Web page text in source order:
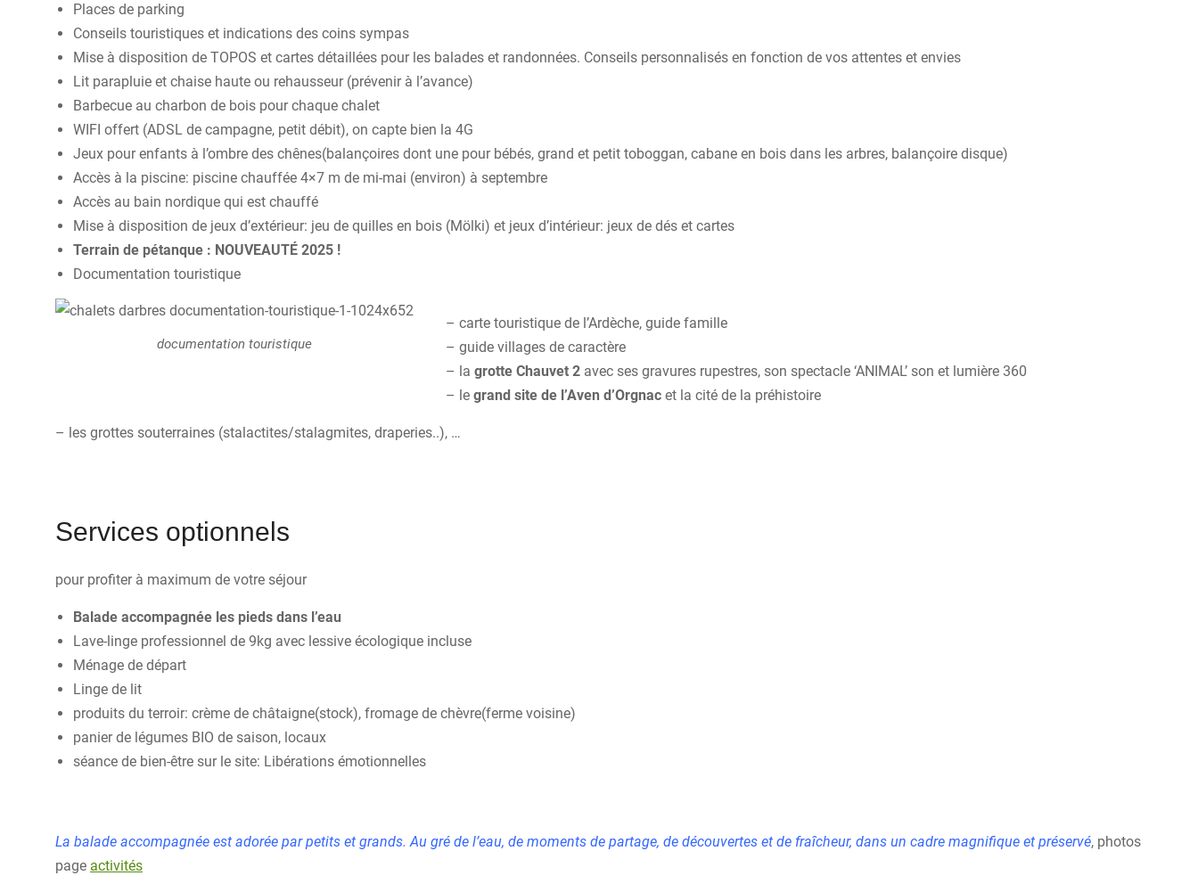
Places de parking
Conseils touristiques et indications des coins sympas
Mise à disposition de TOPOS et cartes détaillées pour les balades et randonnées. Conseils personnalisés en fonction de vos attentes et envies
Lit parapluie et chaise haute ou rehausseur (prévenir à l’avance)
Barbecue au charbon de bois pour chaque chalet
WIFI offert (ADSL de campagne, petit débit), on capte bien la 4G
Jeux pour enfants à l’ombre des chênes(balançoires dont une pour bébés, grand et petit toboggan, cabane en bois dans les arbres, balançoire disque)
Accès à la piscine: piscine chauffée 4×7 m de mi-mai (environ) à septembre
Accès au bain nordique qui est chauffé
Mise à disposition de jeux d’extérieur: jeu de quilles en bois (Mölki) et jeux d’intérieur: jeux de dés et cartes
Terrain de pétanque : NOUVEAUTÉ 2025 !
Documentation touristique
documentation touristique
– carte touristique de l’Ardèche, guide famille
– guide villages de caractère
– la grotte Chauvet 2avec ses gravures rupestres, son spectacle ‘ANIMAL’ son et lumière 360
– le grand site de l’Aven d’Orgnac et la cité de la préhistoire
– les grottes souterraines (stalactites/stalagmites, draperies..), …
Services optionnels
pour profiter à maximum de votre séjour
Balade accompagnée les pieds dans l’eau
Lave-linge professionnel de 9kg avec lessive écologique incluse
Ménage de départ
Linge de lit
produits du terroir: crème de châtaigne(stock), fromage de chèvre(ferme voisine)
panier de légumes BIO de saison, locaux
séance de bien-être sur le site: Libérations émotionnelles
La balade accompagnée est adorée par petits et grands. Au gré de l’eau, de moments de partage, de découvertes et de fraîcheur, dans un cadre magnifique et préservé, photos
page activités